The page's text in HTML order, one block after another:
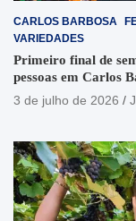
CARLOS BARBOSA
VARIEDADES
Primeiro final de
pessoas em Carlos
3 de julho de 2026